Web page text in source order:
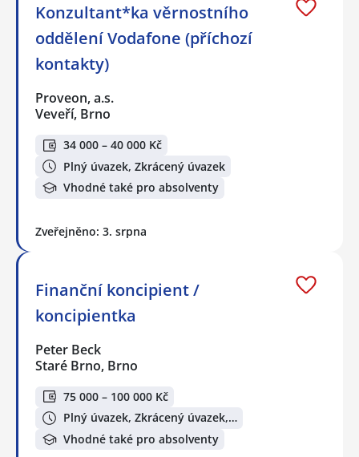
Konzultant*ka věrnostního
oddělení Vodafone (příchozí
kontakty)
Proveon, a.s.
Veveří, Brno
34 000 – 40 000 Kč
Plný úvazek, Zkrácený úvazek
Vhodné také pro absolventy
Zveřejněno: 3. srpna
Finanční koncipient /
koncipientka
Peter Beck
Staré Brno, Brno
75 000 – 100 000 Kč
Plný úvazek, Zkrácený úvazek,…
Vhodné také pro absolventy